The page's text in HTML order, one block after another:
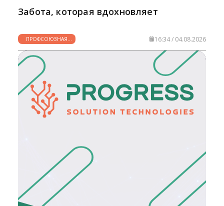
Забота, которая вдохновляет
ПРОФСОЮЗНАЯ
ЖИЗНЬ
16:34 / 04.08.2026